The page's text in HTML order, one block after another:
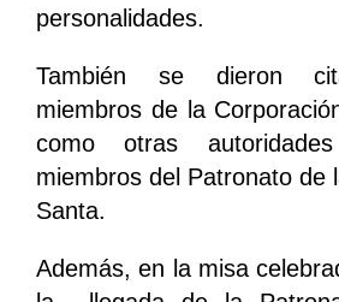
personalidades.
También se dieron
miembros de la
como otras
miembros del Patronato de
Santa.
Además, en la misa